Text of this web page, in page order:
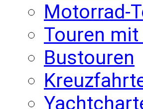
Motorrad-
Touren
Bustouren